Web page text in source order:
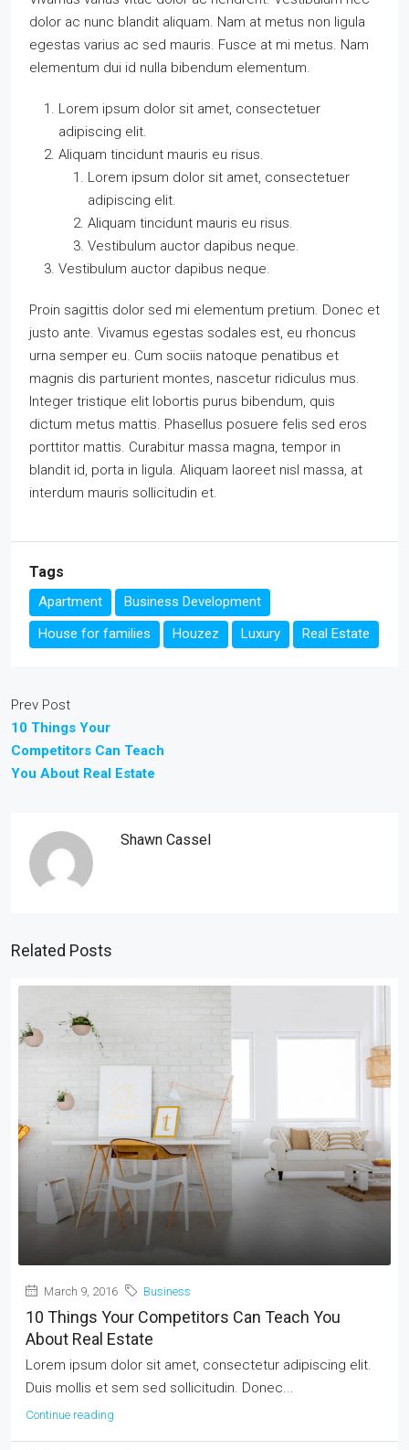
dolor ac nunc blandit aliquam. Nam at metus non ligula
egestas varius ac sed mauris. Fusce at mi metus. Nam
elementum dui id nulla bibendum elementum.
Lorem ipsum dolor sit amet, consectetuer
adipiscing elit.
Aliquam tincidunt mauris eu risus.
Lorem ipsum dolor sit amet, consectetuer
adipiscing elit.
Aliquam tincidunt mauris eu risus.
Vestibulum auctor dapibus neque.
Vestibulum auctor dapibus neque.
Proin sagittis dolor sed mi elementum pretium. Donec et
justo ante. Vivamus egestas sodales est, eu rhoncus
urna semper eu. Cum sociis natoque penatibus et
magnis dis parturient montes, nascetur ridiculus mus.
Integer tristique elit lobortis purus bibendum, quis
dictum metus mattis. Phasellus posuere felis sed eros
porttitor mattis. Curabitur massa magna, tempor in
blandit id, porta in ligula. Aliquam laoreet nisl massa, at
interdum mauris sollicitudin et.
Tags
Apartment
Business Development
House for families
Houzez Luxury Real Estate
Prev Post
10 Things Your
Competitors Can Teach
You About Real Estate
Shawn Cassel
Related Posts
March 9, 2016 Business
10 Things Your Competitors Can Teach You
About Real Estate
Lorem ipsum dolor sit amet, consectetur adipiscing elit.
Duis mollis et sem sed sollicitudin. Donec...
Continue reading